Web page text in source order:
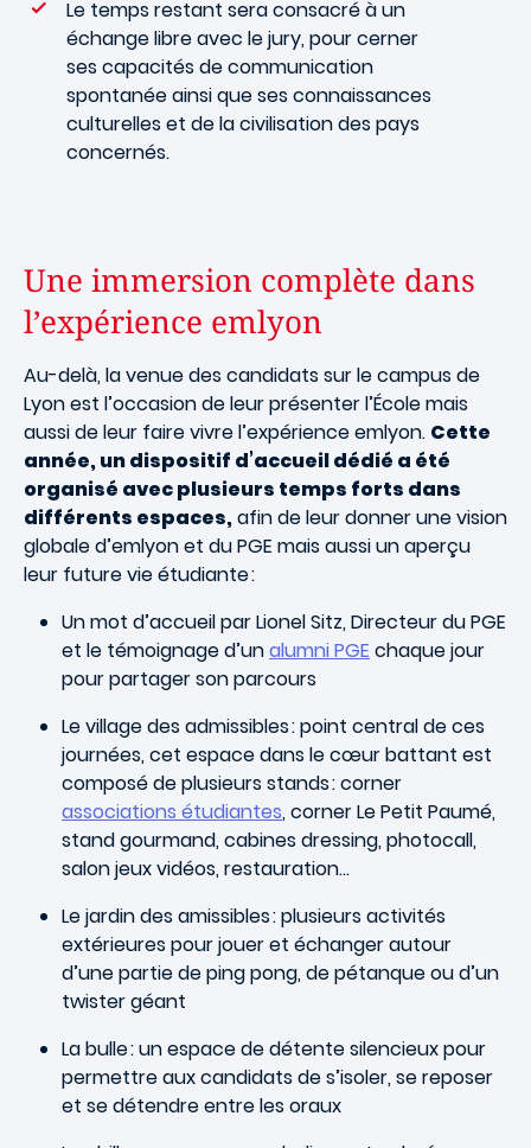
Le temps restant sera consacré à un
échange libre avec le jury, pour cerner
ses capacités de communication
spontanée ainsi que ses connaissances
culturelles et de la civilisation des pays
concernés.
Une immersion complète dans
l’expérience emlyon
Au-delà, la venue des candidats sur le campus de
Lyon est l’occasion de leur présenter l’École mais
aussi de leur faire vivre l’expérience emlyon. Cette
année, un dispositif d’accueil dédié a été
organisé avec plusieurs temps forts dans
différents espaces,afin de leur donner une vision
globale d’emlyon et du PGE mais aussi un aperçu
leur future vie étudiante :
Un mot d’accueil par Lionel Sitz, Directeur du PGE
et le témoignage d’unalumni PGE chaque jour
pour partager son parcours
Le village des admissibles : point central de ces
journées, cet espace dans le cœur battant est
composé de plusieurs stands : corner
associations étudiantes, corner Le Petit Paumé,
stand gourmand, cabines dressing, photocall,
salon jeux vidéos, restauration…
Le jardin des amissibles : plusieurs activités
extérieures pour jouer et échanger autour
d’une partie de ping pong, de pétanque ou d’un
twister géant
La bulle : un espace de détente silencieux pour
permettre aux candidats de s’isoler, se reposer
et se détendre entre les oraux